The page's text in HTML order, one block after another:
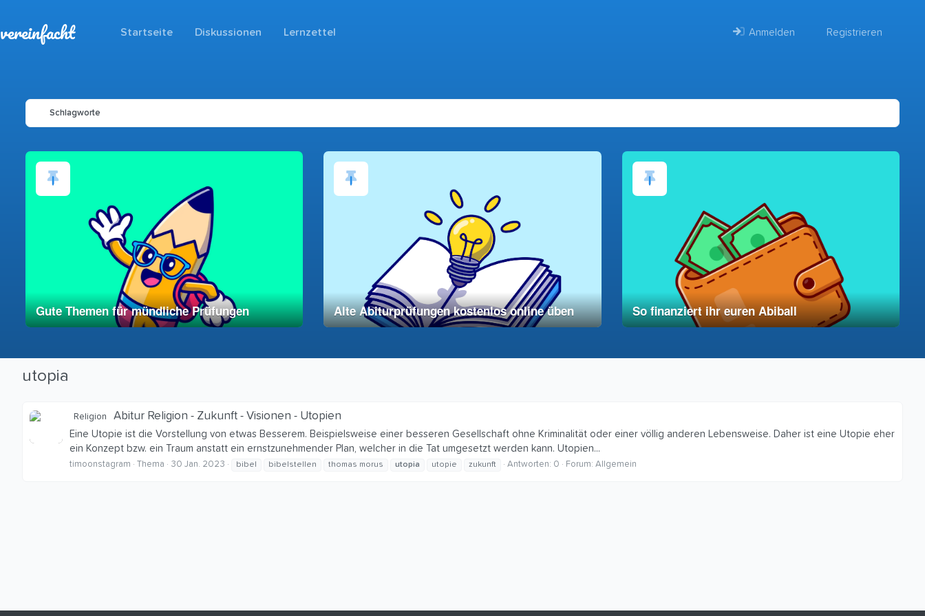
vereinfacht Startseite Diskussionen Lernzettel Anmelden Registrieren
Schlagworte
Gute Themen für mündliche Prüfungen Alte Abiturprüfungen kostenlos online üben So finanziert ihr euren Abiball
utopia
Religion Abitur Religion - Zukunft - Visionen - Utopien
Eine Utopie ist die Vorstellung von etwas Besserem. Beispielsweise einer besseren Gesellschaft ohne Kriminalität oder einer völlig anderen Lebensweise. Daher ist eine Utopie eher
ein Konzept bzw. ein Traum anstatt ein ernstzunehmender Plan, welcher in die Tat umgesetzt werden kann. Utopien...
timoonstagram Thema 30 Jan. 2023 bibel bibelstellen thomas morus utopia utopie zukunft Antworten: 0 Forum: Allgemein